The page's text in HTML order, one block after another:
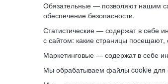
Обязательные — позволяют нашим
обеспечение безопасности.
Статистические — содержат в себе
с сайтом: какие страницы посещают,
Маркетинговые — содержат в себе
Мы обрабатываем файлы cookie для